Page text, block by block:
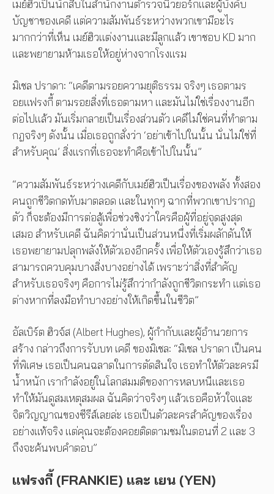
เมย์ฮิวเป็นนักสืบในสำนักงานตำรวจนิวยอร์กและผู้บังคับ
บัญชาของเคดี แต่ความสัมพันธ์ระหว่างพวกเขามีอะไร
มากกว่าที่เห็น เมย์ฮิวแต่งงานและมีลูกแล้ว เขาชอบ KD มาก
และพยายามห้ามเธอให้อยู่ห่างจากโรงแรม
มิเชล ปราดา: “เคดีตามรอยความยุติธรรม จริงๆ เธอตามร
อยแฟรงกี้ ตามรอยสิ่งที่เธอตามหา และมันไม่ใช่เรื่องงานอีก
ต่อไปแล้ว มันเริ่มกลายเป็นเรื่องส่วนตัว เคดีไม่ใช่คนที่ทำตาม
กฎจริงๆ ดังนั้น เมื่อเธอถูกสั่งว่า ‘อย่าเข้าไปในนั้น นั่นไม่ใช่ที่
สำหรับคุณ’ สิ่งแรกที่เธอจะทำคือเข้าไปในนั้น”
“ความสัมพันธ์ระหว่างเคดีกับเมย์ฮิวเป็นเรื่องของพลัง ทั้งสอง
คนถูกชีวิตกดทับมาตลอด และในทุกๆ ฉากที่พวกเขาปรากฏ
ตัว ก็จะต้องมีการต่อสู้เพื่อช่วงชิงว่าใครคือผู้ที่อยู่จุดสูงสุด
เสมอ สำหรับเคดี ฉันคิดว่านั่นเป็นส่วนหนึ่งที่เริ่มผลักดันให้
เธอพยายามปลุกพลังให้ตัวเองอีกครั้ง เพื่อให้ตัวเองรู้สึกว่าเธอ
สามารถควบคุมบางสิ่งบางอย่างได้ เพราะว่าสิ่งที่สำคัญ
สำหรับเธอจริงๆ คือการไม่รู้สึกว่ากำลังถูกชีวิตกระทำ แต่เธอ
ต่างหากที่ลงมือทำบางอย่างให้เกิดขึ้นในชีวิต”
อัลเบิร์ต ฮิวจ์ส (Albert Hughes), ผู้กำกับและผู้อำนวยการ
สร้าง กล่าวถึงการรับบท เคดี ของมิเชล: “มิเชล ปราดา เป็นคน
ที่พิเศษ เธอเป็นคนฉลาดในการตัดสินใจ เธอทำให้ตัวละครมี
น้ำหนัก เรากำลังอยู่ในโลกสมมติของการหลบหนีและเธอ
ทำให้มันดูสมเหตุสมผล ฉันคิดว่าจริงๆ แล้วเธอคือหัวใจและ
จิตวิญญาณของซีรีส์เลยล่ะ เธอเป็นตัวละครสำคัญของเรื่อง
อย่างแท้จริง แต่คุณจะต้องคอยติดตามชมในตอนที่ 2 และ 3
ถึงจะค้นพบคำตอบ”
แฟรงกี้ (FRANKIE) และ เยน (YEN)